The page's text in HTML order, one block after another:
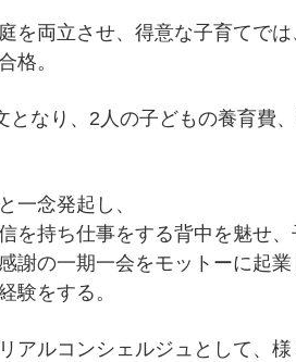
を両立させ、得意な子育てでは
格。
なり、2人の子どもの養育費
一念発起し、
を持ち仕事をする背中を魅せ、
謝の一期一会をモットーに起業
験をする。
アルコンシェルジュとして、